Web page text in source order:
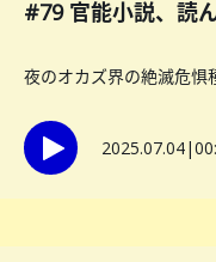
#79 官能小説、読
夜のオカズ界の絶滅危惧
2025.07.04|